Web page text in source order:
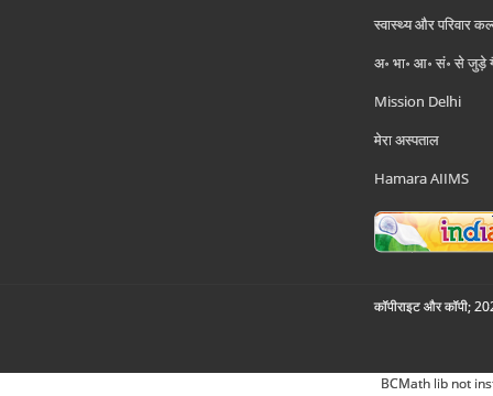
स्वास्थ्य और परिवार
अ॰ भा॰ आ॰ सं॰ से जुड़े
Mission Delhi
मेरा अस्पताल
Hamara AIIMS
कॉपीराइट और कॉपी;
BCMath lib not